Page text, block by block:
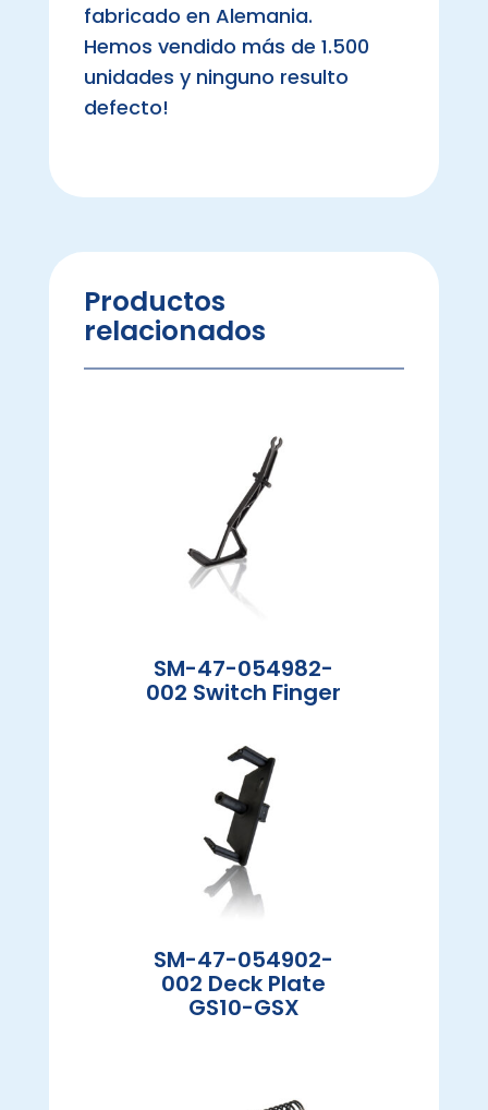
fabricado en Alemania.
Hemos vendido más de 1.500
unidades y ninguno resulto
defecto!
Productos
relacionados
SM-47-054982-
002 Switch Finger
SM-47-054902-
002 Deck Plate
GS10-GSX